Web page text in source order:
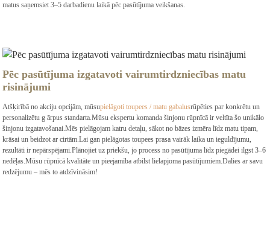
matus saņemsiet 3–5 darbadienu laikā pēc pasūtījuma veikšanas.
Pēc pasūtījuma izgatavoti vairumtirdzniecības matu
risinājumi
Atšķirībā no akciju opcijām, mūsupielāgoti toupees / matu gabalusrūpēties par konkrētu un
personalizētu g ārpus standarta.Mūsu ekspertu komanda šinjonu rūpnīcā ir veltīta šo unikālo
šinjonu izgatavošanai.Mēs pielāgojam katru detaļu, sākot no bāzes izmēra līdz matu tipam,
krāsai un beidzot ar cirtām.Lai gan pielāgotas toupees prasa vairāk laika un ieguldījumu,
rezultāti ir nepārspējami.Plānojiet uz priekšu, jo process no pasūtījuma līdz piegādei ilgst 3–6
nedēļas.Mūsu rūpnīcā kvalitāte un pieejamība atbilst lielapjoma pasūtījumiem.Dalies ar savu
redzējumu – mēs to atdzīvināsim!